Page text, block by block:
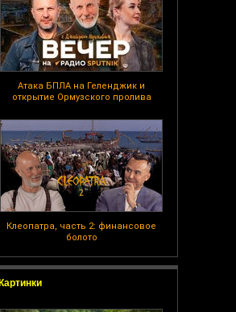
Атака БПЛА на Геленджик и
открытие Ормузского пролива
Клеопатра, часть 2: финансовое
болото
Картинки